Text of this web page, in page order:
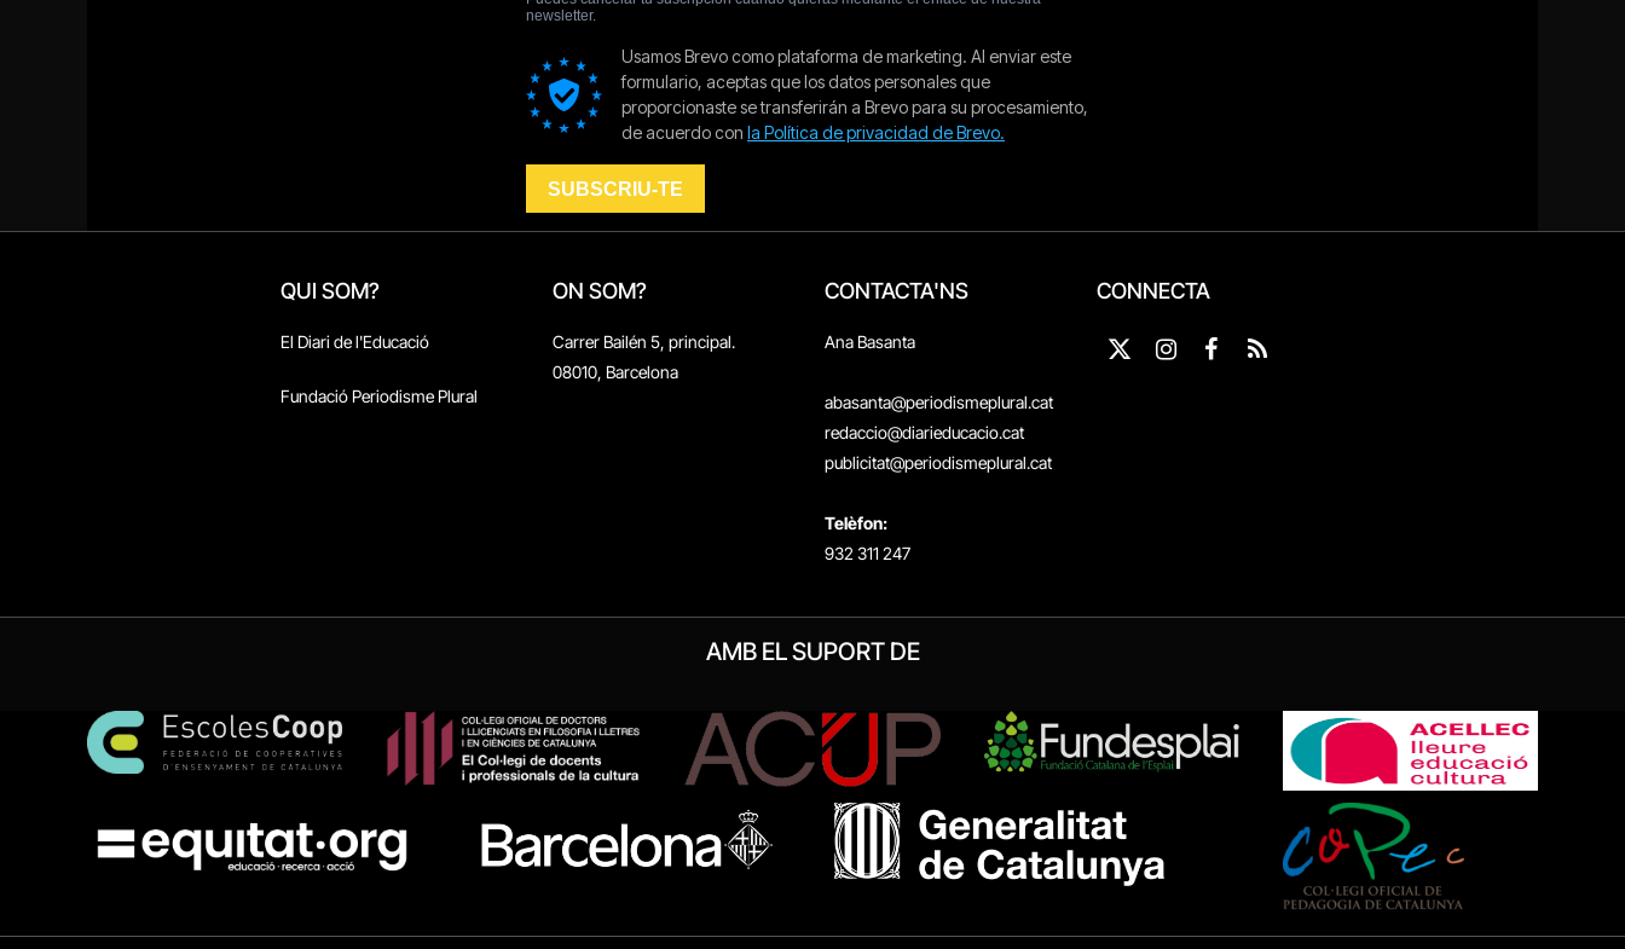
QUI SOM?
El Diari de l'Educació
Fundació Periodisme Plural
ON SOM?
Carrer Bailén 5, principal.
08010, Barcelona
CONTACTA'NS
Ana Basanta
abasanta@periodismeplural.cat
redaccio@diarieducacio.cat
publicitat@periodismeplural.cat
Telèfon:
932 311 247
CONNECTA
X
InstagramFacebook
RSS
AMB EL SUPORT DE